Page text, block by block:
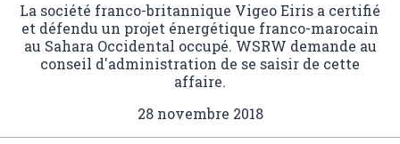
La société franco-britannique Vigeo Eiris a certifié
et défendu un projet énergétique franco-marocain
au Sahara Occidental occupé. WSRW demande au
conseil d'administration de se saisir de cette
affaire.
28 novembre 2018